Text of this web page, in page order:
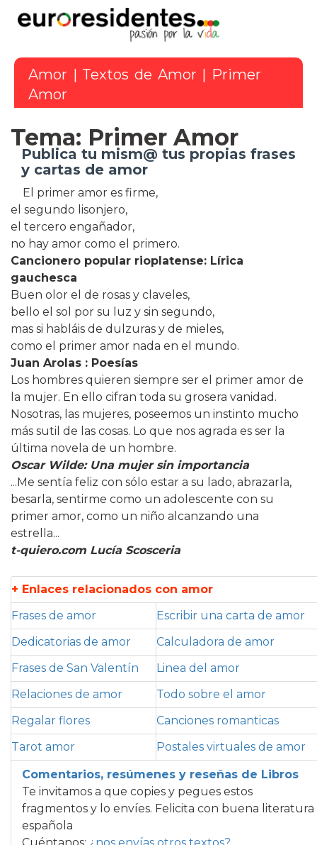
Amor Textos de Amor | Primer
Amor
Tema: Primer Amor
Publica tu mism@ tus propias frases
y cartas de amor
El primer amor es firme,
el segundo lisonjero,
el tercero engañador,
no hay amor como el primero.
Cancionero popular rioplatense: Lírica
gauchesca
Buen olor el de rosas y claveles,
bello el sol por su luz y sin segundo,
mas si habláis de dulzuras y de mieles,
como el primer amor nada en el mundo.
Juan Arolas : Poesías
Los hombres quieren siempre ser el primer amor de
la mujer. En ello cifran toda su grosera vanidad.
Nosotras, las mujeres, poseemos un instinto mucho
más sutil de las cosas. Lo que nos agrada es ser la
última novela de un hombre.
Oscar Wilde: Una mujer sin importancia
...Me sentía feliz con sólo estar a su lado, abrazarla,
besarla, sentirme como un adolescente con su
primer amor, como un niño alcanzando una
estrella...
t-quiero.com Lucía Scosceria
+ Enlaces relacionados con amor
Frases de amor
Escribir una carta de amor
Dedicatorias de amor
Calculadora de amor
Frases de San Valentín
Linea del amor
Relaciones de amor
Todo sobre el amor
Regalar flores
Canciones romanticas
Tarot amor
Postales virtuales de amor
Comentarios, resúmenes y reseñas de Libros
Te invitamos a que copies y pegues estos
fragmentos y lo envíes. Felicita con buena literatura
española